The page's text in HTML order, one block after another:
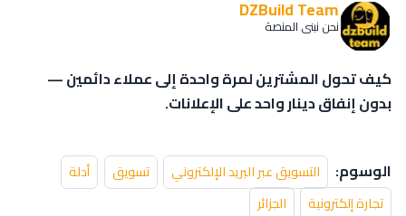
DZBuild Team
نحن نبني المنصة
كيف تحول المشترين لمرة واحدة إلى عملاء دائمين —
بدون إنفاق دينار واحد على الإعلانات.
الوسوم: التسويق عبر البريد الإلكتروني تسويق
أدلة
تجارة إلكترونية
الجزائر